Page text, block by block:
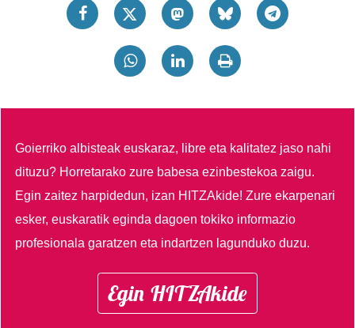
Goierriko albisteak euskaraz, libre eta kalitatez jaso nahi
dituzu? Horretarako zure babesa ezinbestekoa zaigu.
Egin zaitez harpidedun, izan HITZAkide!Zure ekarpenari
esker, euskaratik eginda dagoen tokiko informazio
profesionala garatzen eta indartzen lagunduko duzu.
Egin HITZAkide